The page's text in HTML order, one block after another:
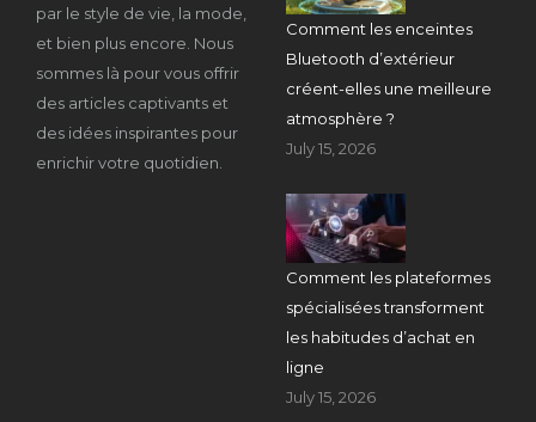
par le style de vie, la mode,
et bien plus encore. Nous
sommes là pour vous offrir
des articles captivants et
des idées inspirantes pour
enrichir votre quotidien.
Comment les enceintes
Bluetooth d’extérieur
créent-elles une meilleure
atmosphère ?
July 15, 2026
Comment les plateformes
spécialisées transforment
les habitudes d’achat en
ligne
July 15, 2026